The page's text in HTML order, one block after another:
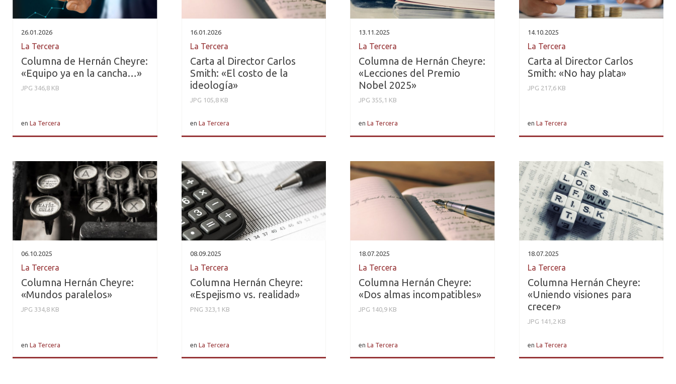
26.01.2026
La Tercera
Columna de Hernán Cheyre:
«Equipo ya en la cancha…»
JPG 346,8 KB
en La Tercera
16.01.2026
La Tercera
Carta al Director Carlos
Smith: «El costo de la
ideología»
JPG 105,8 KB
en La Tercera
13.11.2025
La Tercera
Columna de Hernán Cheyre:
«Lecciones del Premio
Nobel 2025»
JPG 355,1 KB
en La Tercera
14.10.2025
La Tercera
Carta al Director Carlos
Smith: «No hay plata»
JPG 217,6 KB
en La Tercera
06.10.2025
La Tercera
Columna Hernán Cheyre:
«Mundos paralelos»
JPG 334,8 KB
en La Tercera
08.09.2025
La Tercera
Columna Hernán Cheyre:
«Espejismo vs. realidad»
PNG 323,1 KB
en La Tercera
18.07.2025
La Tercera
Columna Hernán Cheyre:
«Dos almas incompatibles»
JPG 140,9 KB
en La Tercera
18.07.2025
La Tercera
Columna Hernán Cheyre:
«Uniendo visiones para
crecer»
JPG 141,2 KB
en La Tercera